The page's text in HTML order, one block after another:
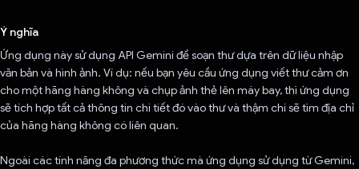
Ý nghĩa
Ứng dụng này sử dụng API Gemini để soạn thư dựa trên dữ liệu nhập
văn bản và hình ảnh. Ví dụ: nếu bạn yêu cầu ứng dụng viết thư cảm ơn
cho một hãng hàng không và chụp ảnh thẻ lên máy bay, thì ứng dụng
sẽ tích hợp tất cả thông tin chi tiết đó vào thư và thậm chí sẽ tìm địa chỉ
của hãng hàng không có liên quan.
Ngoài các tính năng đa phương thức mà ứng dụng sử dụng từ Gemini,